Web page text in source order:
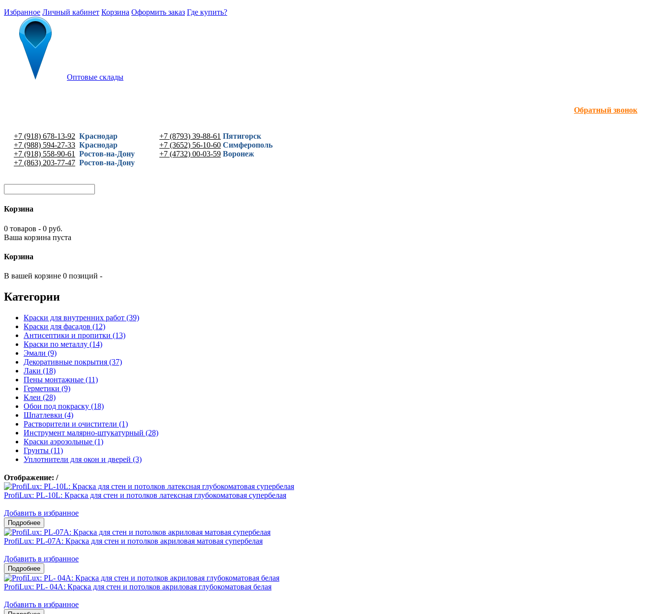
Избранное Личный кабинет Корзина Оформить заказ Где купить?
Оптовые склады
Обратный звонок
+7 (918) 678-13-92 Краснодар
+7 (988) 594-27-33 Краснодар
+7 (918) 558-90-61
Ростов-на-Дону
+7 (863) 203-77-47 Ростов-на-Дону
+7 (8793) 39-88-61 Пятигорск
+7 (3652) 56-10-60 Симферополь
+7 (4732) 00-03-59 Воронеж
Корзина
0 товаров - 0 руб.
Ваша корзина пуста
Корзина
В вашей корзине 0 позиций -
Категории
Краски для внутренних работ (39)
Краски для фасадов (12)
Антисептики и пропитки (13)
Краски по металлу (14)
Эмали (9)
Декоративные покрытия (37)
Лаки (18)
Пены монтажные (11)
Герметики (9)
Клеи (28)
Обои под покраску (18)
Шпатлевки (4)
Растворители и очистители (1)
Инструмент малярно-штукатурный (28)
Краски аэрозольные (1)
Грунты (11)
Уплотнители для окон и дверей (3)
Отображение: /
ProfiLux: PL-10L: Краска для стен и потолков латексная глубокоматовая супербелая
Добавить в избранное
ProfiLux: PL-07А: Краска для стен и потолков акриловая матовая супербелая
Добавить в избранное
ProfiLux: PL- 04А: Краска для стен и потолков акриловая глубокоматовая белая
Добавить в избранное